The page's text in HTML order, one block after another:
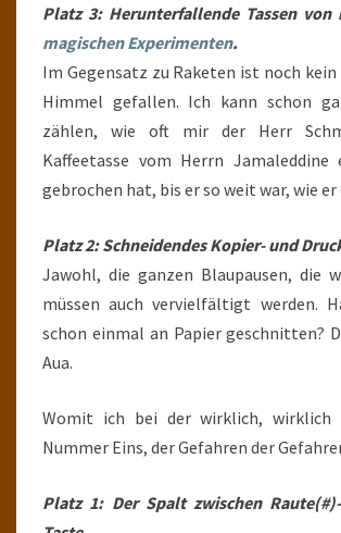
Platz 3: Herunterfallende Tassen von
magischen Experimenten.
Im Gegensatz zu Raketen ist noch kein
Himmel gefallen. Ich kann schon
zählen, wie oft mir der Herr
Kaffeetasse vom Herrn Jamaleddine
gebrochen hat, bis er so weit war, wie er
Platz 2: Schneidendes Kopier- und
Jawohl, die ganzen Blaupausen, die
müssen auch vervielfältigt werden.
schon einmal an Papier geschnitten?
Aua.
Womit ich bei der wirklich, wirklich
Nummer Eins, der Gefahren der
Platz 1: Der Spalt zwischen